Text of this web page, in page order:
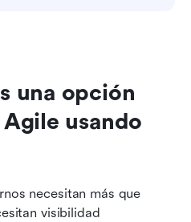
una opción
usando
necesitan más que
visibilidad